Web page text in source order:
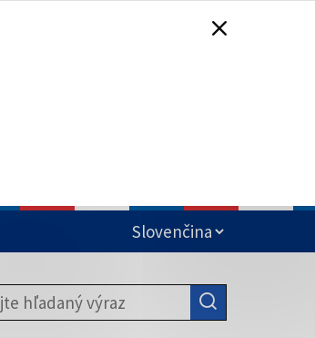
NA NOVEJ KARTE
NA NOVEJ KARTE
OTVORÍ NA NOVEJ KARTE